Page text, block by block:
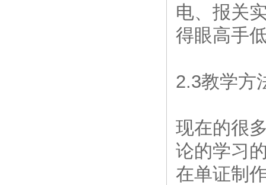
电、报关
得眼高手
2.3教学方
现在的很
论的学习
在单证制